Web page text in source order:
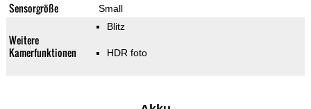
Sensorgröße Small
Weitere
Kamerfunktionen
Blitz
HDR foto